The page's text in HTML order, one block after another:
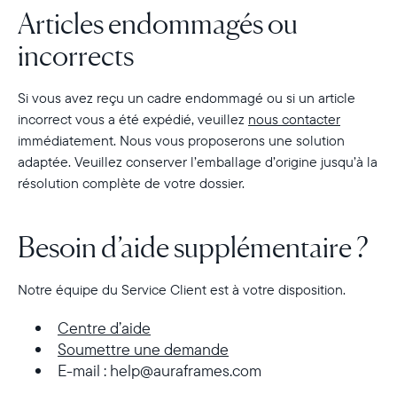
Articles endommagés ou
incorrects
Si vous avez reçu un cadre endommagé ou si un article
incorrect vous a été expédié, veuillez nous contacter
immédiatement. Nous vous proposerons une solution
adaptée. Veuillez conserver l’emballage d’origine jusqu’à la
résolution complète de votre dossier.
Besoin d’aide supplémentaire ?
Notre équipe du Service Client est à votre disposition.
Centre d’aide
Soumettre une demande
E-mail : help@auraframes.com